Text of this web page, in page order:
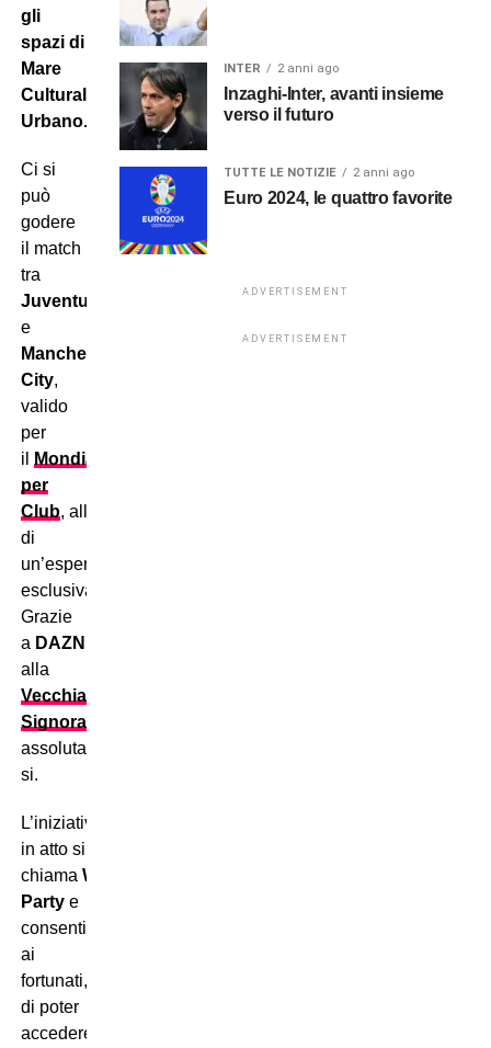
gli
spazi di
Mare
Culturale
Urbano.
Ci si
può
godere
il match
tra
Juventus
e
Manchester
City,
valido
per
il
Mondiale
per
Club, all’interno
di
un’esperienza
esclusiva?
Grazie
a DAZN
alla
Vecchia
Signora
assolutamente
si.
L’iniziativa
in atto si
chiama Watch
Partye
consentirà,
ai
fortunati,
di poter
accedere
INTER 2 anni ago
Inzaghi-Inter, avanti insieme
verso il futuro
TUTTE LE NOTIZIE 2 anni ago
Euro 2024, le quattro favorite
ADVERTISEMENT
ADVERTISEMENT